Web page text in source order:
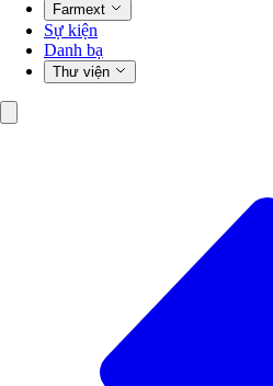
Farmext
Sự kiện
Danh bạ
Thư viện